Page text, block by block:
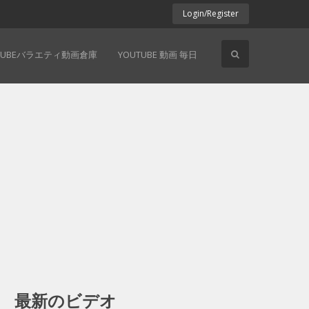
Login/Register
バラエティ動画倉庫 YOUTUBE 動画 毎日
最新のビデオ